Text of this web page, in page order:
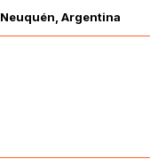
, Neuquén, Argentina